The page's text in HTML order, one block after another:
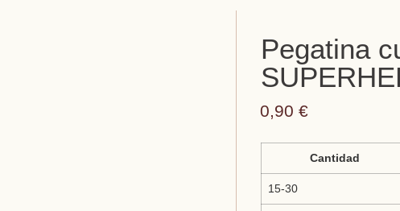
Pegatina
0,90 €
Cantidad
15-30